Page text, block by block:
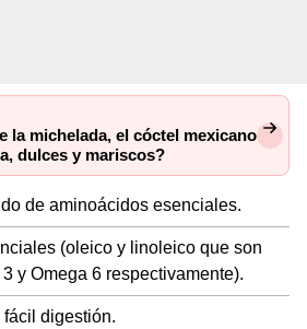
la michelada, el cóctel mexicano
dulces y mariscos?
de aminoácidos esenciales.
(oleico y linoleico que son
y Omega 6 respectivamente).
digestión.